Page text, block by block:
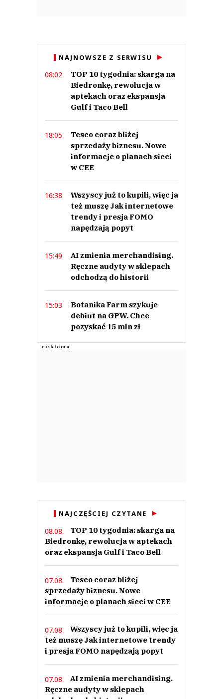
NAJNOWSZE Z SERWISU
08:02
TOP 10 tygodnia: skarga na
Biedronkę, rewolucja w
aptekach oraz ekspansja
Gulf i Taco Bell
18:05
Tesco coraz bliżej
sprzedaży biznesu. Nowe
informacje o planach sieci
w CEE
16:38
Wszyscy już to kupili, więc ja
też muszę Jak internetowe
trendy i presja FOMO
napędzają popyt
15:49
AI zmienia merchandising.
Ręczne audyty w sklepach
odchodzą do historii
15:03
Botanika Farm szykuje
debiut na GPW. Chce
pozyskać 15 mln zł
NAJCZĘŚCIEJ CZYTANE
08.08.
TOP 10 tygodnia: skarga na
Biedronkę, rewolucja w aptekach
oraz ekspansja Gulf i Taco Bell
07.08.
Tesco coraz bliżej
sprzedaży biznesu. Nowe
informacje o planach sieci w CEE
07.08.
Wszyscy już to kupili, więc ja
też muszę Jak internetowe trendy
i presja FOMO napędzają popyt
07.08.
AI zmienia merchandising.
Ręczne audyty w sklepach